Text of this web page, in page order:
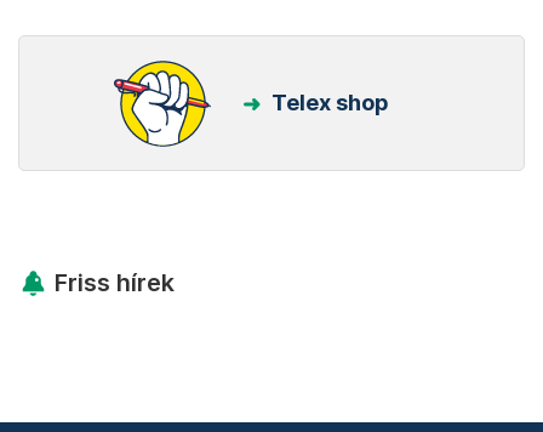
Telex shop
Friss hírek